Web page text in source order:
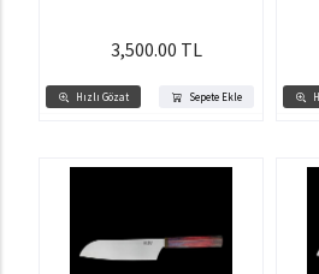
Hızlı Gözat Sepete Ekle
3,500.00 TL